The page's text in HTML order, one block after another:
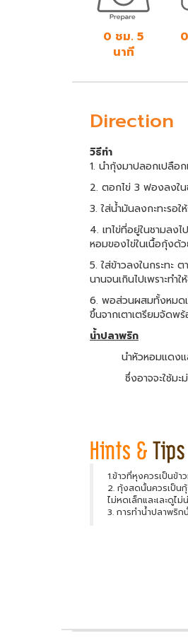
0 ชม. 5
นาที
Direction
วิธีทำ
1. นำกุ้งมาปลอกเปลือก
2. ตอกไข่ 3 ฟองลงใ
3. ใส่น้ำมันลงกะทะรอ
4. เทไข่ที่อยู่ในชามลง
หอมของไข่ในเนื้อกุ้งด้
5. ใส่ข้าวลงในกระทะ
นานจนเกินไปเพราะทำใ
6. พอส่วนผสมทั้งหมดเ
ขึ้นจากเตาเตรียมจัดพ
น้ำปลาพริก
นำหัวหอมแดงและพ
ซึ่งอาจจะใช้มะม่ว
1.ข้าวที่หุงควรเป็นข้า
2. กุ้งสดนั้นควรเป็นกุ้
ไม่หดเล็กและเละดูไม่
3. การทำน้ำปลาพริก